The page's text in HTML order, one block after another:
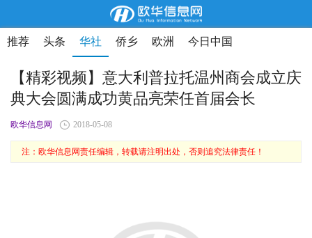
推荐 头条 华社 侨乡 欧洲 今日中国
【精彩视频】意大利普拉托温州商会成立庆
典大会圆满成功黄品亮荣任首届会长
欧华信息网 2018-05-08
注：欧华信息网责任编辑，转载请注明出处，否则追究法律责任！